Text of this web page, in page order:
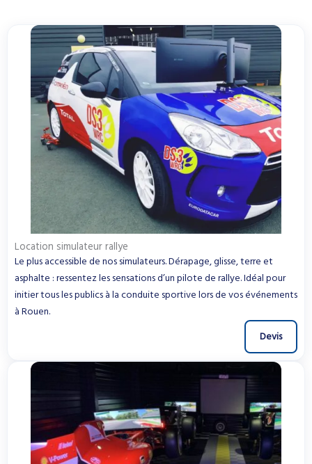
Location simulateur rallye
Le plus accessible de nos simulateurs. Dérapage, glisse, terre et
asphalte : ressentez les sensations d’un pilote de rallye. Idéal pour
initier tous les publics à la conduite sportive lors de vos événements
à Rouen.
Devis